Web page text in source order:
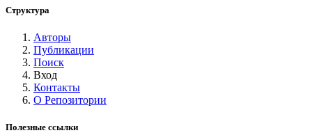
Структура
Авторы
Публикации
Поиск
Вход
Контакты
О Репозитории
Полезные ссылки